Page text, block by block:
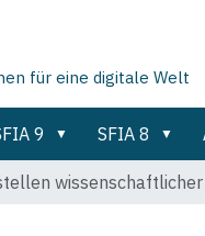
für eine digitale Welt
9 SFIA 8